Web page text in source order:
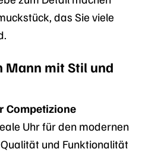
das Sie viele
Mann mit Stil und
Competizione
Uhr für den modernen
und Funktionalität